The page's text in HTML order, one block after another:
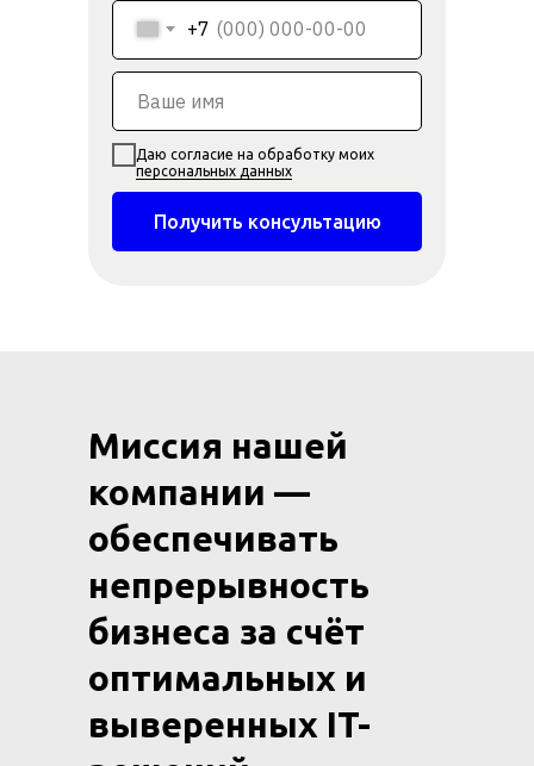
+7
Даю согласие на обработку моих
персональных данных
Получить консультацию
Миссия нашей
компании —
обеспечивать
непрерывность
бизнеса за счёт
оптимальных и
выверенных IT-